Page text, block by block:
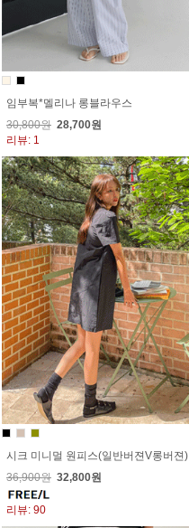
임부복*멜리나 롱블라우스
30,800원 28,700원
리뷰: 1
시크 미니멀 원피스(일반버젼V롱버젼)
36,900원 32,800원
리뷰: 90